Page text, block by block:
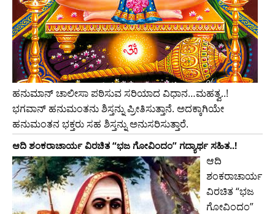
ಹನುಮಾನ್‌ ಚಾಲೀಸಾ ಪಠಿಸುವ ಸರಿಯಾದ ವಿಧಾನ…ಮಹತ್ವ..!
ಭಗವಾನ್‌ ಹನುಮಂತನು ಶಿಸ್ತನ್ನು ಪ್ರೀತಿಸುತ್ತಾನೆ. ಅದಕ್ಕಾಗಿಯೇ
ಹನುಮಂತನ ಭಕ್ತರು ಸಹ ಶಿಸ್ತನ್ನು ಅನುಸರಿಸುತ್ತಾರೆ.
ಆದಿ ಶಂಕರಾಚಾರ್ಯ ವಿರಚಿತ “ಭಜ ಗೋವಿಂದಂ” ಗದ್ಯಾರ್ಥ ಸಹಿತ..!
ಆದಿ
ಶಂಕರಾಚಾರ್ಯ
ವಿರಚಿತ “ಭಜ
ಗೋವಿಂದಂ”